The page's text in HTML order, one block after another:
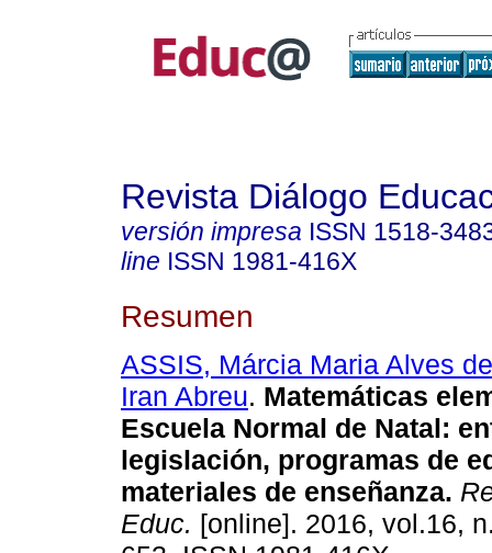
Revista Diálogo
versión impresa ISSN 1518-
line ISSN 1981-416X
Resumen
ASSIS, Márcia Maria Alves de
Iran Abreu. Matemáticas
Escuela Normal de Natal:
legislación, programas de
materiales de enseñanza.
Educ. [online]. 2016, vol.16,